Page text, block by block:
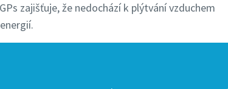
zajišťuje, že nedochází k plýtvání vzduchem